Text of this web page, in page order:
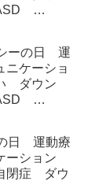
支援 放
い市 坂東
ーの日 運
ケーショ
ダウン
支援 放
い市 坂東
日 運動療
ーション
閉症 ダウ